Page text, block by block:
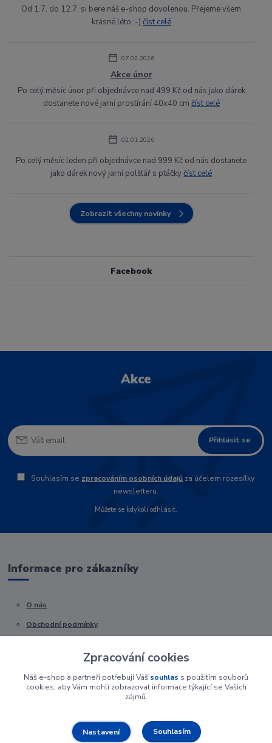
Od 1.7. do 12.7. si bere náš e-shop dovolenou. Přejeme všem
krásné léto :-) číst celé
07.02.2026
Akce únor
Po celý měsíc únor při objednávce nad 499 Kč od nás jako dárek
dostanete nové jarní prostírání 40x40 cm číst celé
02.01.2026
Po celý měsíc leden při objednávce nad 999 Kč od nás dostanete
jako dárek nový jarní polštář s ptáčkyčíst celé
Zobrazit všechny novinky
Facebook
Akce
Přihlásit se
Souhlasím se zpracováním osobních údajů za účelem rozesílky
newsletteru.
Můžete se kdykoli odhlásit.
Informace pro zákazníky
O nás
Obchodní podmínky
Zpracování cookies
Náš e-shop a partneři potřebují Váš souhlas s použitím souborů
cookies, aby Vám mohli zobrazovat informace týkající se Vašich
zájmů.
Nastavení Souhlasím